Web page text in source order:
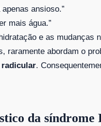
apenas ansioso.”
mais água.”
e as mudanças
raramente abordam o
.
da síndrome